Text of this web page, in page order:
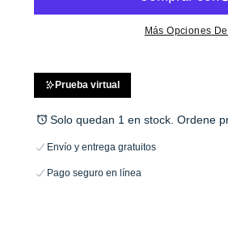
Más Opciones
Prueba virtual
Solo quedan 1 en stock. Ordene
Envío y entrega gratuitos
Pago seguro en línea